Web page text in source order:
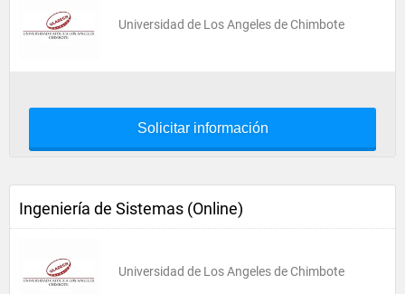
Universidad de Los Angeles de Chimbote
Solicitar información
Ingeniería de Sistemas (Online)
Universidad de Los Angeles de Chimbote